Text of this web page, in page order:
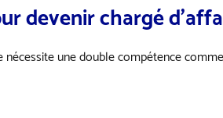
devenir chargé
une double compétence